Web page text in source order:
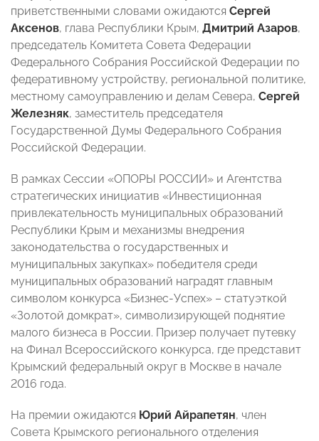
приветственными словами ожидаются Сергей
Аксенов, глава Республики Крым, Дмитрий Азаров,
председатель Комитета Совета Федерации
Федерального Собрания Российской Федерации по
федеративному устройству, региональной политике,
местному самоуправлению и делам Севера, Сергей
Железняк, заместитель председателя
Государственной Думы Федерального Собрания
Российской Федерации.
В рамках Сессии «ОПОРЫ РОССИИ» и Агентства
стратегических инициатив «Инвестиционная
привлекательность муниципальных образований
Республики Крым и механизмы внедрения
законодательства о государственных и
муниципальных закупках» победителя среди
муниципальных образований наградят главным
символом конкурса «Бизнес-Успех» – статуэткой
«Золотой домкрат», символизирующей поднятие
малого бизнеса в России. Призер получает путевку
на Финал Всероссийского конкурса, где представит
Крымский федеральный округ в Москве в начале
2016 года.
На премии ожидаются Юрий Айрапетян, член
Совета Крымского регионального отделения